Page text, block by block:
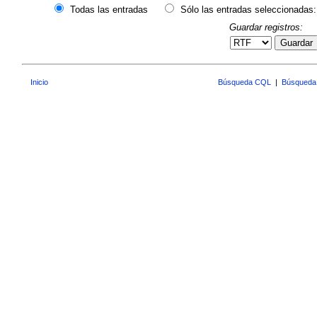
Todas las entradas
Sólo las entradas seleccionadas:
Guardar registros:
Guardar
Inicio Búsqueda CQL